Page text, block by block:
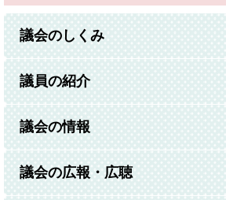
議会のしくみ
議員の紹介
議会の情報
議会の広報・広聴